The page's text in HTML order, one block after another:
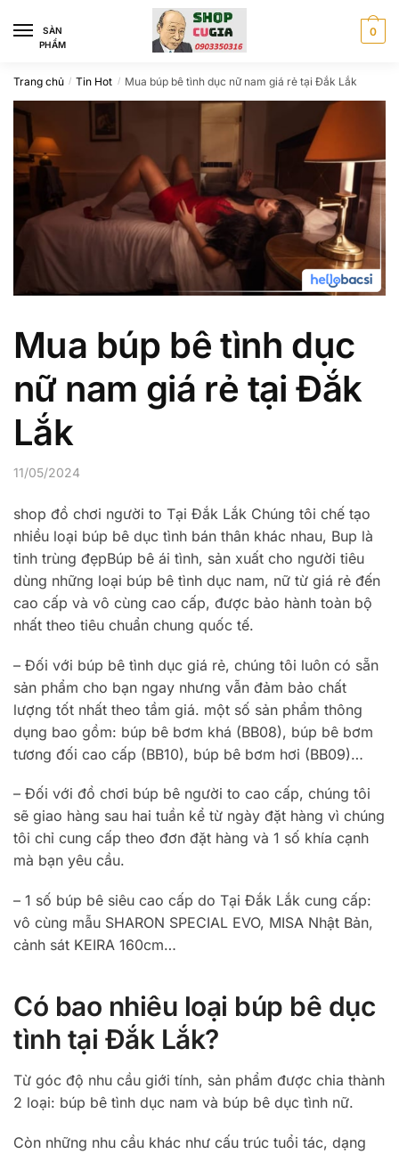
navigation
content
SÀN
PHẨM
0
Trang chủ / Tin Hot / Mua búp bê tình dục nữ nam giá rẻ tại Đắk Lắk
Mua búp bê tình dục
nữ nam giá rẻ tại Đắk
Lắk
11/05/2024
shop đồ chơi người to Tại Đắk Lắk Chúng tôi chế tạo
nhiều loại búp bê dục tình bán thân khác nhau, Bup là
tinh trùng đẹpBúp bê ái tình, sản xuất cho người tiêu
dùng những loại búp bê tình dục nam, nữ từ giá rẻ đến
cao cấp và vô cùng cao cấp, được bảo hành toàn bộ
nhất theo tiêu chuẩn chung quốc tế.
– Đối với búp bê tình dục giá rẻ, chúng tôi luôn có sẵn
sản phẩm cho bạn ngay nhưng vẫn đảm bảo chất
lượng tốt nhất theo tầm giá. một số sản phẩm thông
dụng bao gồm: búp bê bơm khá (BB08), búp bê bơm
tương đối cao cấp (BB10), búp bê bơm hơi (BB09)…
– Đối với đồ chơi búp bê người to cao cấp, chúng tôi
sẽ giao hàng sau hai tuần kể từ ngày đặt hàng vì chúng
tôi chỉ cung cấp theo đơn đặt hàng và 1 số khía cạnh
mà bạn yêu cầu.
– 1 số búp bê siêu cao cấp do Tại Đắk Lắk cung cấp:
vô cùng mẫu SHARON SPECIAL EVO, MISA Nhật Bản,
cảnh sát KEIRA 160cm…
Có bao nhiêu loại búp bê dục
tình tại Đắk Lắk?
Từ góc độ nhu cầu giới tính, sản phẩm được chia thành
2 loại: búp bê tình dục nam và búp bê dục tình nữ.
Còn những nhu cầu khác như cấu trúc tuổi tác, dạng